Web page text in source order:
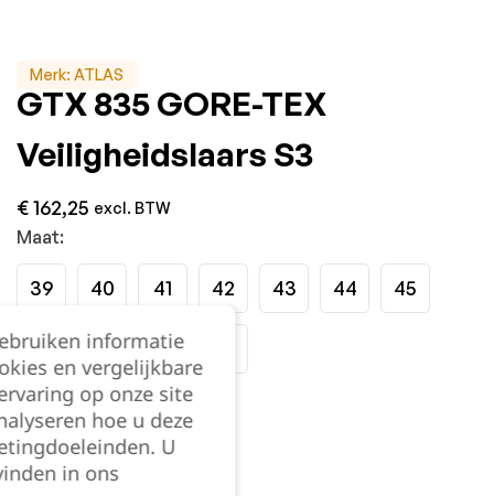
Merk: ATLAS
GTX 835 GORE-TEX
Veiligheidslaars S3
€162,25 excl. BTW
Maat:
39 40 41 42 43 44 45
46 47 48
Kies je aantal:
informatie
en vergelijkbare
op onze site
hoe u deze
U
in ons